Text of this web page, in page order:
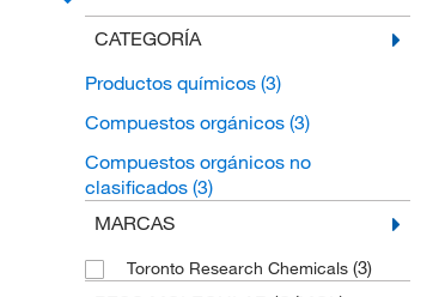
CATEGORÍA
Productos químicos (3)
Compuestos orgánicos (3)
Compuestos orgánicos no
clasificados (3)
MARCAS
Toronto Research Chemicals (3)